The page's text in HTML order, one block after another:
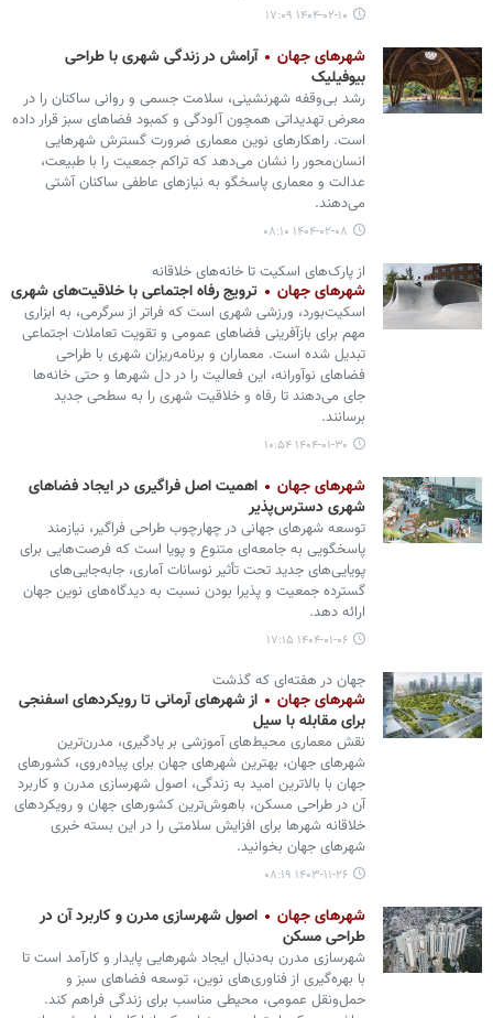
۱۴۰۴-۰۲-۱۰ ۱۷:۰۹
شهرهای جهان
آرامش در زندگی شهری با طراحی
بیوفیلیک
رشد بی‌وقفه شهرنشینی، سلامت جسمی و روانی ساکنان را در
معرض تهدیداتی همچون آلودگی و کمبود فضاهای سبز قرار داده
است. راهکارهای نوین معماری ضرورت گسترش شهرهایی
انسان‌محور را نشان می‌دهد که تراکم جمعیت را با طبیعت،
عدالت و معماری پاسخگو به نیازهای عاطفی ساکنان آشتی
می‌دهند.
۱۴۰۴-۰۲-۰۸ ۰۸:۱۰
از پارک‌های اسکیت تا خانه‌های خلاقانه
شهرهای جهان ترویج رفاه اجتماعی با خلاقیت‌های شهری
اسکیت‌بورد، ورزشی شهری است که فراتر از سرگرمی، به ابزاری
مهم برای بازآفرینی فضاهای عمومی و تقویت تعاملات اجتماعی
تبدیل شده است. معماران و برنامه‌ریزان شهری با طراحی
فضاهای نوآورانه، این فعالیت را در دل شهرها و حتی خانه‌ها
جای می‌دهند تا رفاه و خلاقیت شهری را به سطحی جدید
برسانند.
۱۴۰۴-۰۱-۳۰ ۱۰:۵۴
شهرهای جهان
اهمیت اصل فراگیری در ایجاد فضاهای
شهری دسترس‌پذیر
توسعه شهرهای جهانی در چهارچوب طراحی فراگیر، نیازمند
پاسخگویی به جامعه‌ای متنوع و پویا است که فرصت‌هایی برای
پویایی‌های جدید تحت تأثیر نوسانات آماری، جابه‌جایی‌های
گسترده جمعیت و پذیرا بودن نسبت به دیدگاه‌های نوین جهان
ارائه دهد.
۱۴۰۴-۰۱-۰۶ ۱۷:۱۵
جهان در هفته‌ای که گذشت
شهرهای جهان
از شهرهای آرمانی تا رویکردهای اسفنجی
برای مقابله با سیل
نقش معماری محیط‌های آموزشی بر یادگیری، مدرن‌ترین
شهرهای جهان، بهترین شهرهای جهان برای پیاده‌روی، کشورهای
جهان با بالاترین امید به زندگی، اصول شهرسازی مدرن و کاربرد
آن در طراحی مسکن، باهوش‌ترین کشورهای جهان و رویکردهای
خلاقانه شهرها برای افزایش سلامتی را در این بسته خبری
شهرهای جهان بخوانید.
۱۴۰۳-۱۱-۲۶ ۰۸:۱۹
شهرهای جهان
اصول شهرسازی مدرن و کاربرد آن‌ در
طراحی مسکن
شهرسازی مدرن به‌دنبال ایجاد شهرهایی پایدار و کارآمد است تا
با بهره‌گیری از فناوری‌های نوین، توسعه فضاهای سبز و
حمل‌ونقل عمومی، محیطی مناسب برای زندگی فراهم کند.